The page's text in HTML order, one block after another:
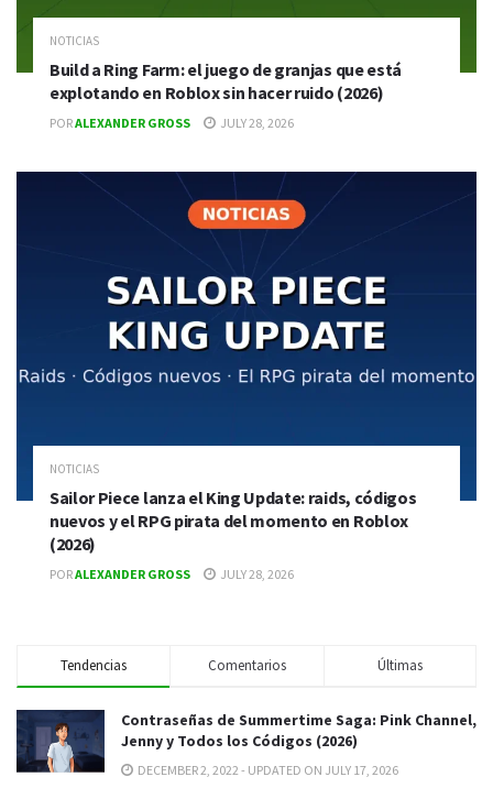
NOTICIAS
Build a Ring Farm: el juego de granjas que está
explotando en Roblox sin hacer ruido (2026)
PORALEXANDER GROSS JULY 28, 2026
NOTICIAS
Sailor Piece lanza el King Update: raids, códigos
nuevos y el RPG pirata del momento en Roblox
(2026)
PORALEXANDER GROSS JULY 28, 2026
Tendencias Comentarios Últimas
Contraseñas de Summertime Saga: Pink Channel,
Jenny y Todos los Códigos (2026)
DECEMBER 2, 2022 - UPDATED ON JULY 17, 2026